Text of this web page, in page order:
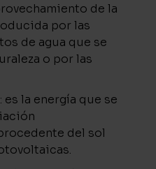
de la
por las
de agua que se
o por las
: es la energía que se
del sol